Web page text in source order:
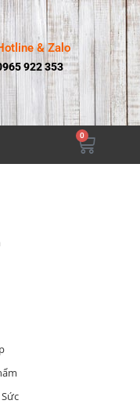
& Zalo
922 353
0